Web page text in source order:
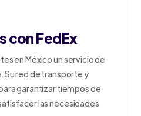
con FedEx
en México un servicio de
Su red de transporte y
garantizar tiempos de
las necesidades